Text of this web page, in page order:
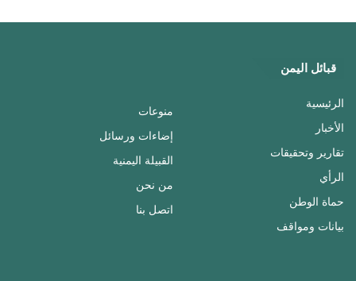
قبائل اليمن
الرئيسية
الأخبار
تقارير وتحقيقات
الرأي
حماة الوطن
بيانات ومواقف
منوعات
إضاءات ورسائل
القبيلة اليمنية
من نحن
اتصل بنا